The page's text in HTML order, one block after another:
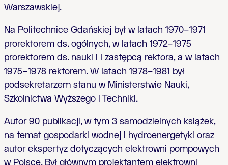
Warszawskiej.
Na Politechnice Gdańskiej był w latach 1970–1971
prorektorem ds. ogólnych, w latach 1972–1975
prorektorem ds. nauki i I zastępcą rektora, a w latach
1975–1978 rektorem. W latach 1978–1981 był
podsekretarzem stanu w Ministerstwie Nauki,
Szkolnictwa Wyższego i Techniki.
Autor 90 publikacji, w tym 3 samodzielnych książek,
na temat gospodarki wodnej i hydroenergetyki oraz
autor ekspertyz dotyczących elektrowni pompowych
w Polsce. Był głównym projektantem elektrowni